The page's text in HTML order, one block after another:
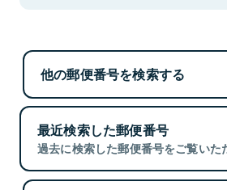
他の郵便番号を検索する
最近検索した郵便番号
過去に検索した郵便番号をご覧いた